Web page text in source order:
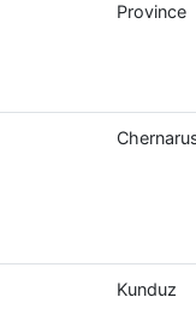
Province
Kunduz